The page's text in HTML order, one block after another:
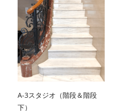
A-3スタジオ（階段＆階段
下）